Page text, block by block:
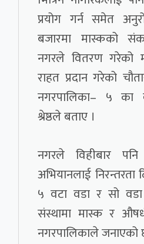
प्रयोग गर्न समेत
बजारमा मास्कको
नगरले वितरण गरेको
राहत प्रदान गरेको
नगरपालिका– ५ का
श्रेष्ठले बताए ।
नगरले विहीबार
अभियानलाई
५ वटा वडा र सो वडा
संस्थामा मास्क र
नगरपालिकाले जनाएको